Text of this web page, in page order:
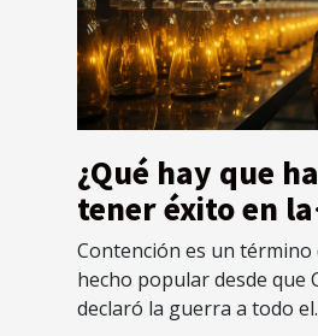
¿Qué hay que
tener éxito en la
contención?
Contención es un término
hecho popular desde que
declaró la guerra a todo